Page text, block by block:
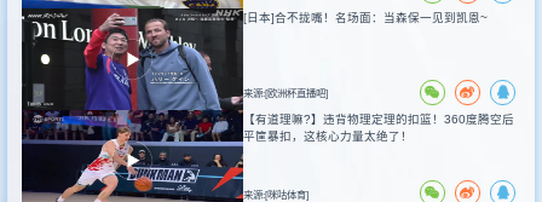
[日本]合不拢嘴！名场面：当森保一见到凯恩~
来源:[欧洲杯直播吧]
【有道理嘛?】违背物理定理的扣篮！360度腾空后
平筐暴扣，这核心力量太绝了！
来源:[咪咕体育]